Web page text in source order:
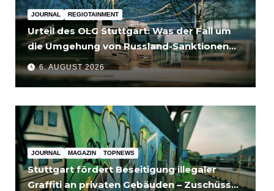
JOURNAL REGIOTAINMENT
Urteil des OLG Stuttgart: Was der Fall um
die Umgehung von Russland-Sanktionen
für Unternehmen bedeutet
6. AUGUST 2026
JOURNAL MAGAZIN TOPNEWS
Stuttgart fördert Beseitigung illegaler
Graffiti an privaten Gebäuden – Zuschüsse